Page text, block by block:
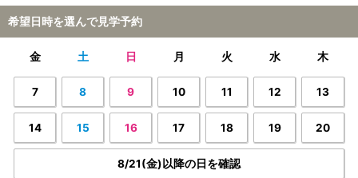
希望日時を選んで見学予約
金 土 日 月 火 水 木
7 8 9 10 11 12 13
14 15 16 17 18 19 20
8/21(金)以降の日を確認